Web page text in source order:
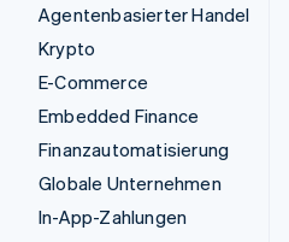
Agentenbasierter Handel
Krypto
E-Commerce
Embedded Finance
Finanzautomatisierung
Globale Unternehmen
In-App-Zahlungen